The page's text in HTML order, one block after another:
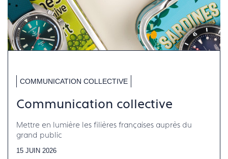
COMMUNICATION COLLECTIVE
Communication collective
Mettre en lumière les filières françaises auprès du
grand public
15 JUIN 2026